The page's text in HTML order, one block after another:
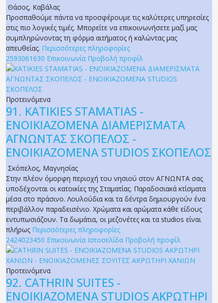
Θάσος, Καβάλας
Προσπαθούμε πάντα να προσφέρουμε τις καλύτερες υπηρεσίες
στις πιο λογικές τιμές. Μπορείτε να επικοινωνήσετε μαζί μας
συμπληρώνοντας τη φόρμα αιτήματος ή καλώντας μας
απευθείας. Περισσότερες πληροφορίες
2593061630 Επικοινωνία Προβολή προφίλ
Προτεινόμενα
91. KATIKIES STAMATIAS -
ΕΝΟΙΚΙΑΖΟΜΕΝΑ ΔΙΑΜΕΡΙΣΜΑΤΑ
ΑΓΝΩΝΤΑΣ ΣΚΟΠΕΛΟΣ -
ΕΝΟΙΚΙΑΖΟΜΕΝΑ STUDIOS ΣΚΟΠΕΛΟΣ
Σκόπελος, Μαγνησίας
Στην πλέον όμορφη περιοχή του νησιού στον ΑΓΝΩΝΤΑ σας
υποδέχονται οι κατοικίες της Σταματίας. Παραδοσιακά κτίσματα
μέσα στο πράσινο. Λουλούδια και τα δέντρα δημιουργούν ένα
περιβάλλον παραδεισένιο. Χρώματα και αρώματα κάθε είδους
εντυπωσιάζουν. Τα δωμάτια, οι μεζονέτες και τα studios είναι
πλήρως Περισσότερες πληροφορίες
2424023450 Επικοινωνία Ιστοσελίδα Προβολή προφίλ
Προτεινόμενα
92. CATHRIN SUITES -
ΕΝΟΙΚΙΑΖΟΜΕΝΑ STUDIOS ΑΚΡΩΤΗΡΙ